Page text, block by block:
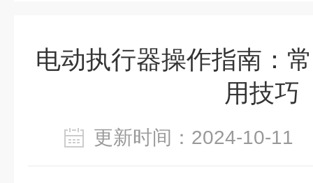
电动执行器操作指南：
用技巧
更新时间：2024-10-